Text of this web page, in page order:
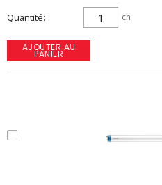
Quantité ch
AJOUTER AU
PANIER